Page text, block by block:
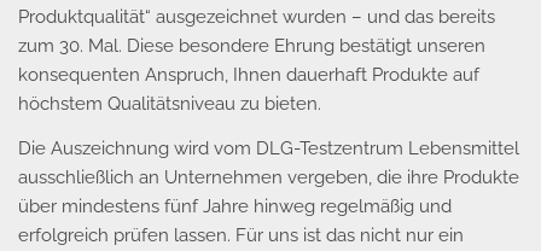
Produktqualität“ ausgezeichnet wurden – und das bereits
zum 30. Mal. Diese besondere Ehrung bestätigt unseren
konsequenten Anspruch, Ihnen dauerhaft Produkte auf
höchstem Qualitätsniveau zu bieten.
Die Auszeichnung wird vom DLG-Testzentrum Lebensmittel
ausschließlich an Unternehmen vergeben, die ihre Produkte
über mindestens fünf Jahre hinweg regelmäßig und
erfolgreich prüfen lassen. Für uns ist das nicht nur ein